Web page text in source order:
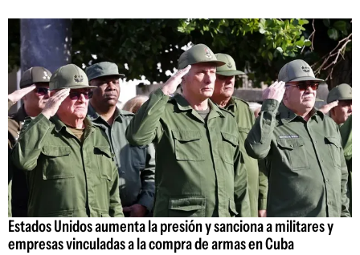
Estados Unidos aumenta la presión y sanciona a militares y
empresas vinculadas a la compra de armas en Cuba